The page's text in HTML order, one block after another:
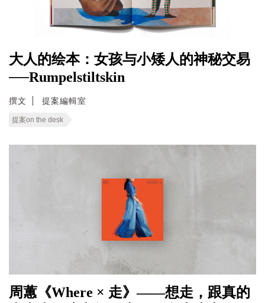
大人的绘本：女孩与小矮人的神秘交易
──Rumpelstiltskin
撰文 提案編輯室
提案on the desk
周蕙《Where × 走》——想走，跟真的